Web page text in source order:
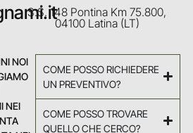
S.S. 148 Pontina Km 75.800,
04100 Latina (LT)
NOI
NEI
COME POSSO RICHIEDERE
UN PREVENTIVO?
COME POSSO TROVARE
QUELLO CHE CERCO?